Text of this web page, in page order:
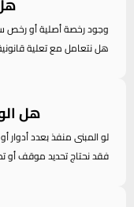
وجود رخصة أصلية أو رخص
هل نتعامل مع تعلية
هل
لو المبنى منفذ بعدد أدوار
فقد نحتاج تحديد موقف أو